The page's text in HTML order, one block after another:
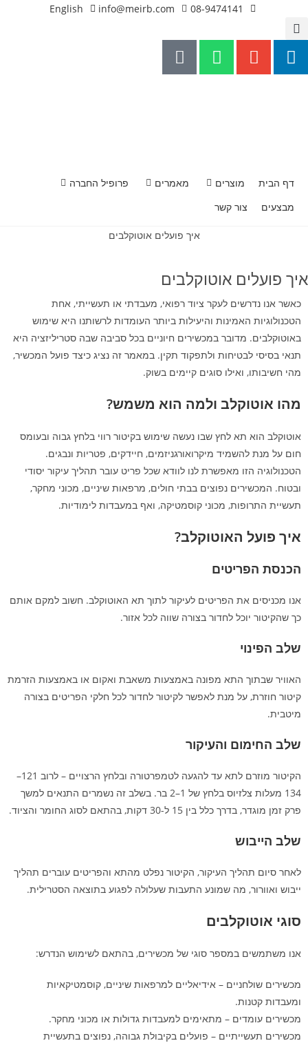
08-9474141
info@meirb.com
English
דף הבית מוצרים מאמרים
פרופיל החברה
מבצעים
צור קשר
איך פועלים אוטוקלבים
איך פועלים אוטוקלבים
כאשר אנו נדרשים לעקר ציוד רפואי, מעבדתי או תעשייתי, אחת
הטכנולוגיות האמינות והיעילות ביותר העומדות לרשותנו היא שימוש
באוטוקלבים. מדובר במכשירים חיוניים בכל סביבה שבה סטריליזציה היא
תנאי בסיסי לבטיחות ולתפקוד תקין. במאמר זה נציג כיצד פועל המכשיר,
מהי חשיבותו, ואילו סוגים קיימים בשוק.
מהו אוטוקלב ולמה הוא משמש?
אוטוקלב הוא תא לחץ שבו נעשה שימוש בקיטור רווי בלחץ גבוה ובעומס
חום על מנת להשמיד מיקרואורגניזמים, חיידקים, פטריות ונבגים.
הטכנולוגיה הזו מאפשרת לנו לוודא שכל פריט עובר תהליך עיקור יסודי
ובטוח. המכשירים נפוצים בבתי חולים, מרפאות שיניים, מכוני מחקר,
תעשיית התרופות, מכוני קוסמטיקה, ואף במעבדות לימודיות.
איך פועל האוטוקלב?
הכנסת הפריטים
אנו מכניסים את הפריטים לעיקור לתוך תא האוטוקלב. חשוב למקם אותם
כך שהקיטור יוכל לחדור בצורה שווה לכל אזור.
שלב הפינוי
האוויר שבתוך התא מפונה באמצעות משאבת ואקום או באמצעות הזרמת
קיטור חוזרת, על מנת לאפשר לקיטור לחדור לכל חלקי הפריטים בצורה
מיטבית.
שלב החימום והעיקור
הקיטור מוזרם לתא עד להגעה לטמפרטורה ובלחץ הרצויים – לרוב 121–
134 מעלות צלזיוס בלחץ של 1–2 בר. בשלב זה נשמרים התנאים למשך
פרק זמן מוגדר, בדרך כלל בין 15 ל-30 דקות, בהתאם לסוג החומר והציוד.
שלב הייבוש
לאחר סיום תהליך העיקור, הקיטור נפלט מהתא והפריטים עוברים תהליך
ייבוש ואוורור, מה שמונע התעבות שעלולה לפגוע בתוצאה הסטרילית.
סוגי אוטוקלבים
אנו משתמשים במספר סוגי של מכשירים, בהתאם לשימוש הנדרש:
מכשירים שולחניים – אידיאליים למרפאות שיניים, קוסמטיקאיות
ומעבדות קטנות.
מכשירים עומדים – מתאימים למעבדות גדולות או מכוני מחקר.
מכשירים תעשייתיים – פועלים בקיבולת גבוהה, נפוצים בתעשיית